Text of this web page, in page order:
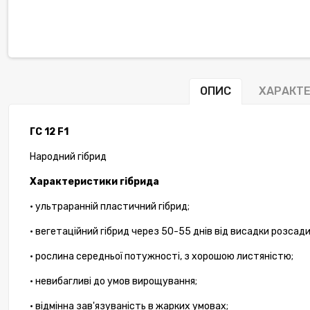
ОПИС
ГС 12 F1
Народний гібрид
Характеристики гібрида
• ультраранній пластичний гібрид;
• вегетаційний гібрид через 50-55 днів від висадки
• рослина середньої потужності, з хорошою листяністю;
• невибагливі до умов вирощування;
• відмінна зав'язуваність в жарких умовах;